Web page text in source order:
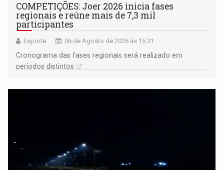
COMPETIÇÕES: Joer 2026 inicia fases
regionais e reúne mais de 7,3 mil
participantes
Esporte 06 de Agosto de 2026 às 15:31
Cronograma das fases regionais será realizado em
períodos distintos